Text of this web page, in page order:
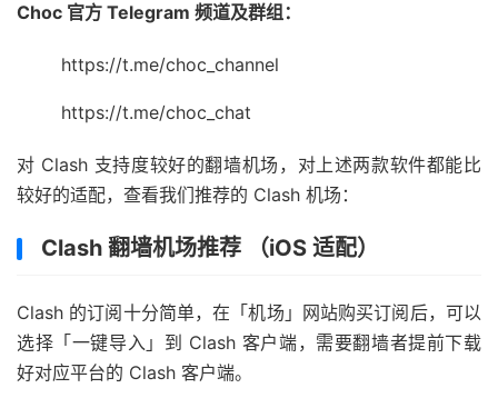
Choc 官方 Telegram 频道及群组：
https://t.me/choc_channel
https://t.me/choc_chat
对 Clash 支持度较好的翻墙机场，对上述两款软件都能比
较好的适配，查看我们推荐的 Clash 机场：
Clash 翻墙机场推荐 （iOS 适配）
Clash 的订阅十分简单，在「机场」网站购买订阅后，可以
选择「一键导入」到 Clash 客户端，需要翻墙者提前下载
好对应平台的 Clash 客户端。